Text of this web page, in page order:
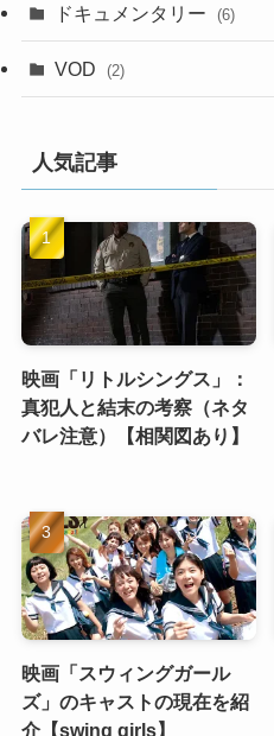
ドキュメンタリー (6)
VOD (2)
人気記事
映画「リトルシングス」：
真犯人と結末の考察（ネタ
バレ注意）【相関図あり】
映画「スウィングガール
ズ」のキャストの現在を紹
介【swing girls】